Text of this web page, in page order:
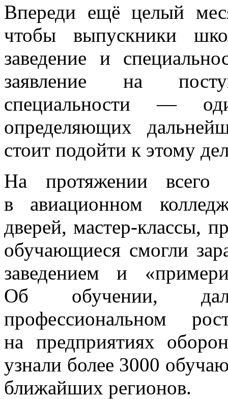
Впереди ещё целый
чтобы выпускники
заведение и
заявление на
специальности —
определяющих
стоит подойти к этому
На протяжении всего
в авиационном
дверей, мастер-классы,
обучающиеся смогли
заведением и
Об обучении,
профессиональном
на предприятиях
узнали более 3000
ближайших регионов.